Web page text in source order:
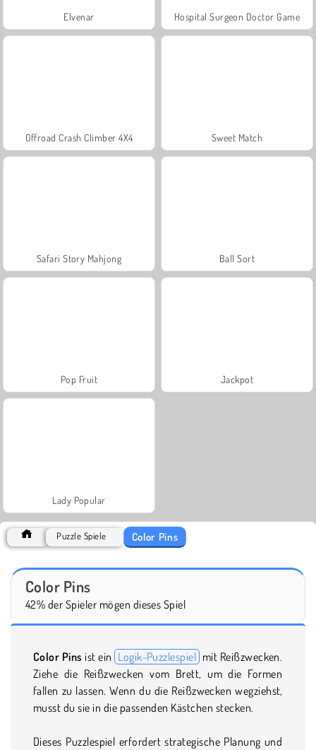
Elvenar Hospital Surgeon Doctor Game
Offroad Crash Climber 4X4 Sweet Match
Safari Story Mahjong Ball Sort
Pop Fruit Jackpot
Lady Popular
Puzzle Spiele Color Pins
Color Pins
42% der Spieler mögen dieses Spiel
Color Pins ist ein Logik-Puzzlespiel mit Reißzwecken.
Ziehe die Reißzwecken vom Brett, um die Formen
fallen zu lassen. Wenn du die Reißzwecken wegziehst,
musst du sie in die passenden Kästchen stecken.
Dieses Puzzlespiel erfordert strategische Planung und